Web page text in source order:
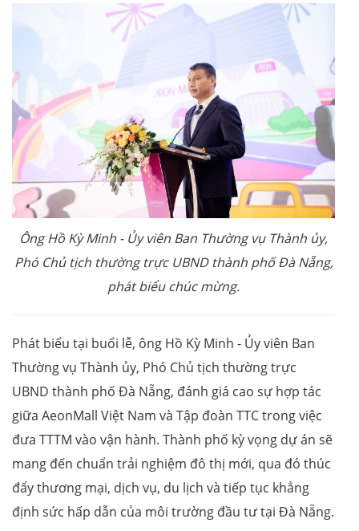
Ông Hồ Kỳ Minh - Ủy viên Ban Thường vụ Thành ủy,
Phó Chủ tịch thường trực UBND thành phố Đà Nẵng,
phát biểu chúc mừng.
Phát biểu tại buổi lễ, ông Hồ Kỳ Minh - Ủy viên Ban
Thường vụ Thành ủy, Phó Chủ tịch thường trực
UBND thành phố Đà Nẵng, đánh giá cao sự hợp tác
giữa AeonMall Việt Nam và Tập đoàn TTC trong việc
đưa TTTM vào vận hành. Thành phố kỳ vọng dự án sẽ
mang đến chuẩn trải nghiệm đô thị mới, qua đó thúc
đẩy thương mại, dịch vụ, du lịch và tiếp tục khẳng
định sức hấp dẫn của môi trường đầu tư tại Đà Nẵng.